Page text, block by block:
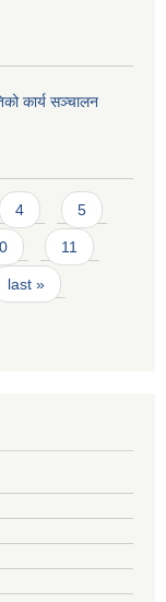
कार्य सञ्चालन
4 5
11
last »